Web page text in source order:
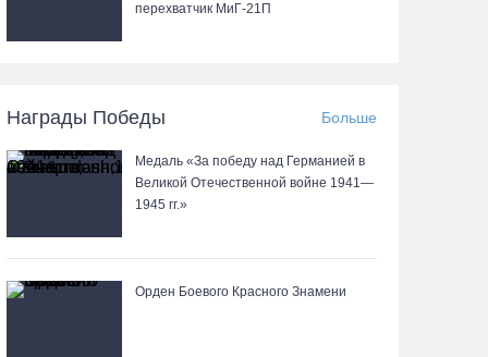
06.08.26 / 16:12
перехватчик МиГ‑21П
Награды Победы Больше
Медаль «За победу над Германией в
Великой Отечественной войне 1941—
1945 гг.»
Орден Боевого Красного Знамени